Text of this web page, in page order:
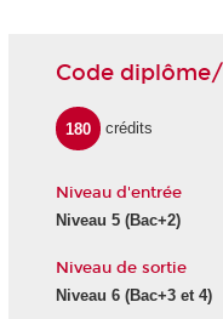
Code diplôme/
180 crédits
Niveau d'entrée
Niveau 5 (Bac+2)
Niveau de sortie
Niveau 6 (Bac+3 et 4)